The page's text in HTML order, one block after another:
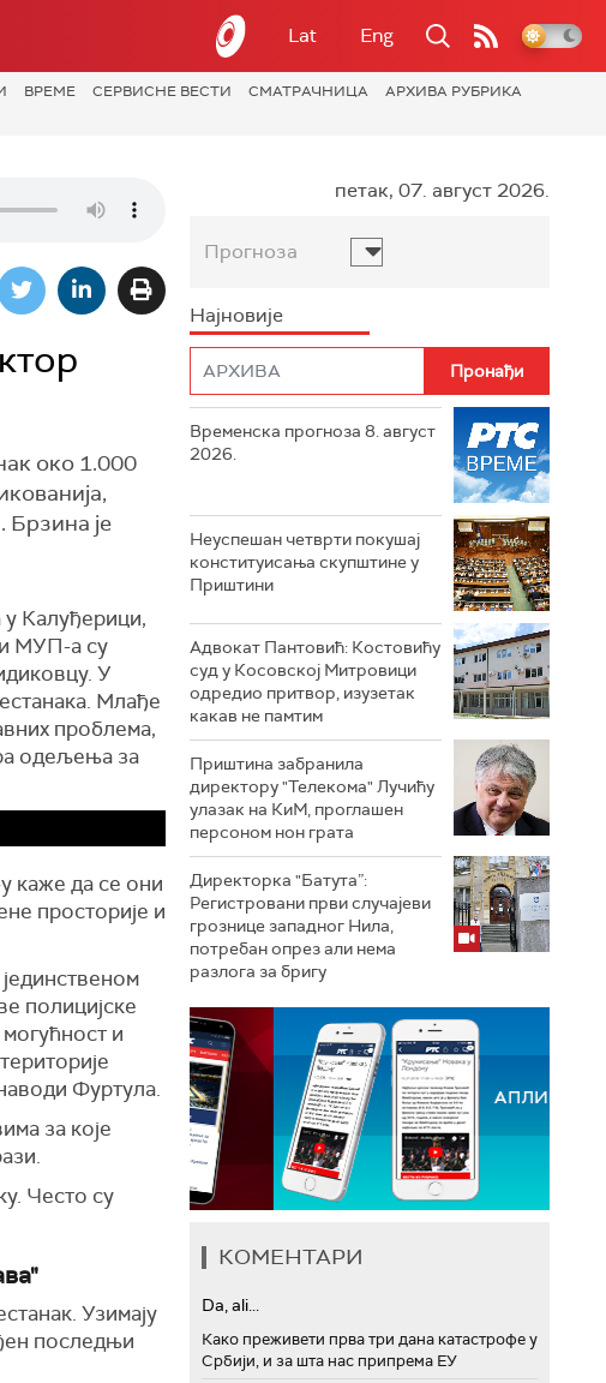
Lat Eng
ВРЕМЕ СЕРВИСНЕ ВЕСТИ СМАТРАЧНИЦА
АРХИВА РУБРИКА
око 1.000
Брзина је
у Калуђерици,
МУП-а су
У
Млађе
проблема,
одељења за
каже да се они
просторије и
полицијске
и
Фуртула.
за које
Често су
Узимају
последњи
петак, 07. август 2026.
Прогноза
Најновије
Временска прогноза 8. август
2026.
Неуспешан четврти покушај
конституисања скупштине у
Приштини
Адвокат Пантовић: Костовићу
суд у Косовској Митровици
одредио притвор, изузетак
какав не памтим
Приштина забранила
директору "Телекома" Лучићу
улазак на КиМ, проглашен
персоном нон грата
Директорка "Батута”:
Регистровани први случајеви
грознице западног Нила,
потребан опрез али нема
разлога за бригу
КОМЕНТАРИ
Da, ali...
Како преживети прва три дана катастрофе у
Србији, и за шта нас припрема ЕУ